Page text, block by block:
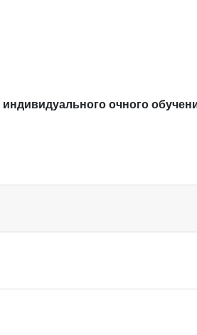
индивидуального очного